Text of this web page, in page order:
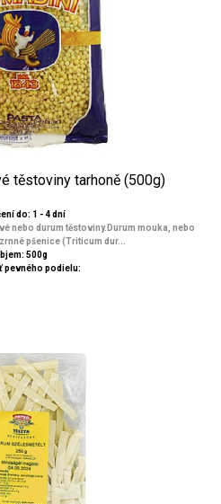
těstoviny tarhoně (500g)
do: 1 - 4 dní
nebo durum těstoviny.Durum mouka, nebo
pšenice (Triticum dur...
500g
pevného podielu: